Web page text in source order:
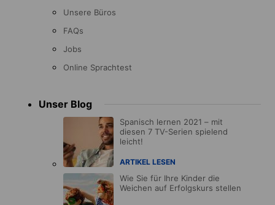
Unsere Büros
FAQs
Jobs
Online Sprachtest
Unser Blog
Spanisch lernen 2021 – mit
diesen 7 TV-Serien spielend
leicht!
ARTIKEL LESEN
Wie Sie für Ihre Kinder die
Weichen auf Erfolgskurs stellen